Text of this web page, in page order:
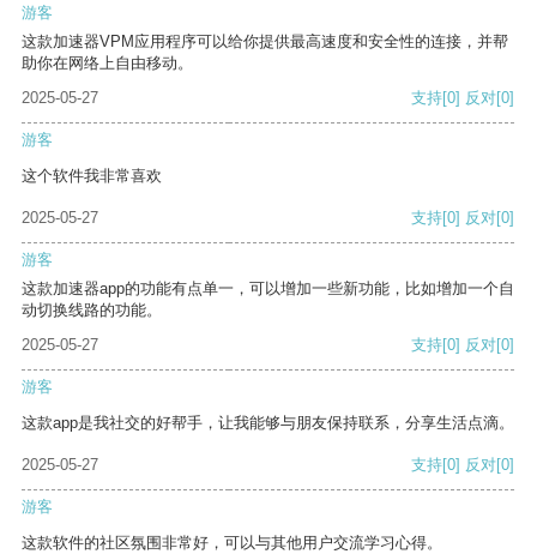
游客
这款加速器VPM应用程序可以给你提供最高速度和安全性的连接，并帮
助你在网络上自由移动。
2025-05-27
支持[0] 反对[0]
游客
这个软件我非常喜欢
2025-05-27 支持[0] 反对[0]
游客
这款加速器app的功能有点单一，可以增加一些新功能，比如增加一个自
动切换线路的功能。
2025-05-27
支持[0] 反对[0]
游客
这款app是我社交的好帮手，让我能够与朋友保持联系，分享生活点滴。
2025-05-27 支持[0] 反对[0]
游客
这款软件的社区氛围非常好，可以与其他用户交流学习心得。